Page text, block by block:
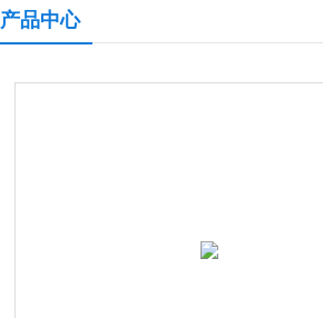
产品中心